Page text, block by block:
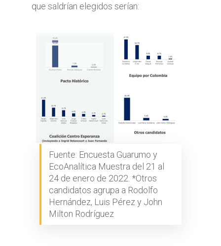
que saldrían elegidos serían:
Fuente: Encuesta Guarumo y
EcoAnalítica Muestra del 21 al
24 de enero de 2022. *Otros
candidatos agrupa a Rodolfo
Hernández, Luis Pérez y John
Milton Rodríguez